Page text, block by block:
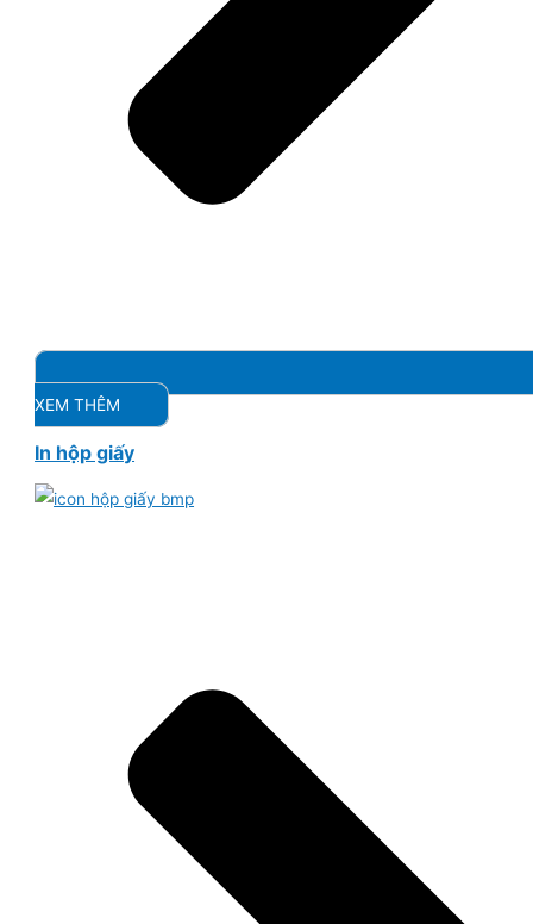
XEM THÊM
In hộp giấy